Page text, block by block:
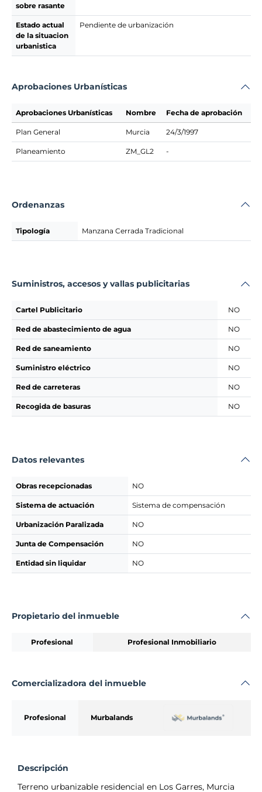
sobre rasante
Estado actual
de la situacion
urbanistica
Pendiente de urbanización
Aprobaciones Urbanísticas
Aprobaciones Urbanísticas Nombre Fecha de aprobación
Plan General Murcia 24/3/1997
Planeamiento ZM_GL2 -
Ordenanzas
Tipología Manzana Cerrada Tradicional
Suministros, accesos y vallas publicitarias
Cartel Publicitario NO
Red de abastecimiento de agua NO
Red de saneamiento NO
Suministro eléctrico NO
Red de carreteras NO
Recogida de basuras NO
Datos relevantes
Obras recepcionadas NO
Sistema de actuación Sistema de compensación
Urbanización Paralizada NO
Junta de Compensación NO
Entidad sin liquidar NO
Propietario del inmueble
Profesional Profesional Inmobiliario
Comercializadora del inmueble
Profesional Murbalands
Descripción